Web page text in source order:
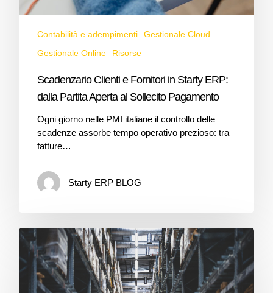
Contabilità e adempimenti
Gestionale Cloud
Gestionale Online
Risorse
Scadenzario Clienti e Fornitori in Starty ERP:
dalla Partita Aperta al Sollecito Pagamento
Ogni giorno nelle PMI italiane il controllo delle
scadenze assorbe tempo operativo prezioso: tra
fatture…
Starty ERP BLOG